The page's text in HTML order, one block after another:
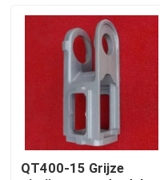
Contacteer ons
Verzoek om een Citaat
Metaal Gietende Delen
QT400-15 Grijze